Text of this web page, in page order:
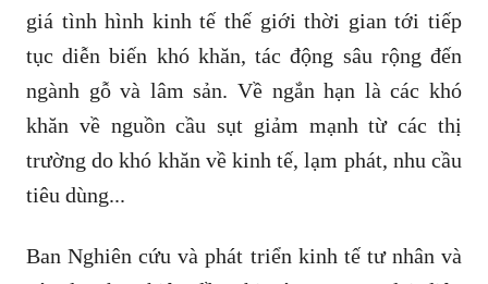
giá tình hình kinh tế thế giới thời gian tới tiếp
tục diễn biến khó khăn, tác động sâu rộng đến
ngành gỗ và lâm sản. Về ngắn hạn là các khó
khăn về nguồn cầu sụt giảm mạnh từ các thị
trường do khó khăn về kinh tế, lạm phát, nhu cầu
tiêu dùng...
Ban Nghiên cứu và phát triển kinh tế tư nhân và